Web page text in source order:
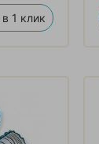
1 клик